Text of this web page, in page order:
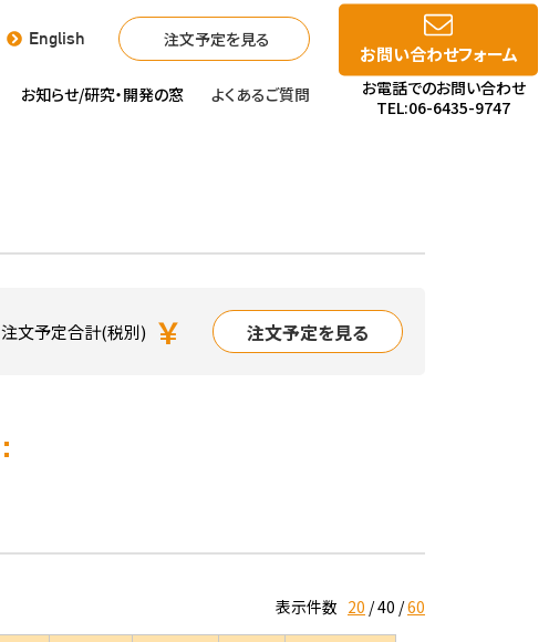
English 注文予定を見る
お知らせ/研究・開発の窓 よくあるご質問
お問い合わせフォーム
お電話でのお問い合わせ
TEL:06-6435-9747
注文予定合計(税別) ￥ 注文予定を見る
表示件数 20 40 60